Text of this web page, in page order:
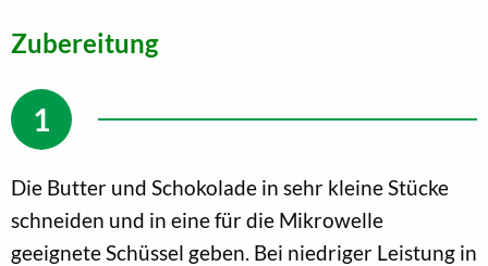
Zubereitung
Die Butter und Schokolade in sehr kleine Stücke
schneiden und in eine für die Mikrowelle
geeignete Schüssel geben. Bei niedriger Leistung in